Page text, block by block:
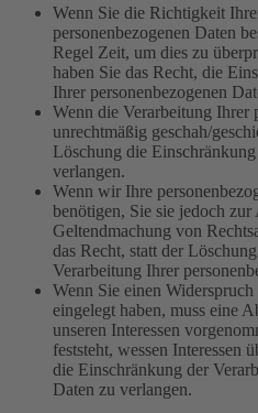
Wenn Sie die Richtigkeit
personenbezogenen Daten
Regel Zeit, um dies zu
haben Sie das Recht, die
Ihrer personenbezogenen
Wenn die Verarbeitung Ihrer
unrechtmäßig geschah/
Löschung die
verlangen.
Wenn wir Ihre
benötigen, Sie sie jedoch
Geltendmachung von
das Recht, statt der
Verarbeitung Ihrer
Wenn Sie einen
eingelegt haben, muss eine
unseren Interessen
feststeht, wessen Interessen
die Einschränkung der
Daten zu verlangen.